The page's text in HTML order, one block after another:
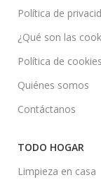
Política de
¿Qué son las
Política de cookies
Quiénes somos
Contáctanos
TODO HOGAR
Limpieza en casa